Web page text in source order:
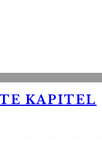
KAPITEL